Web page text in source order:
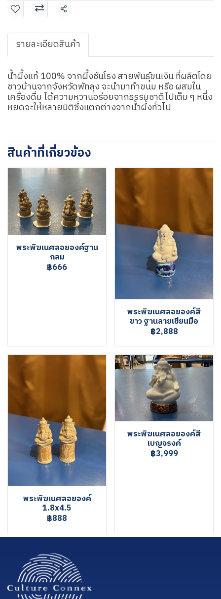
แชร์
รายละเอียดสินค้า
น้ำผึ้งแท้ 100% จากผึ้งชันโรง สายพันธุ์ขนเงิน ที่ผลิตโดย
ชาวบ้านจากจังหวัดพัทลุง จะนำมาทำขนม หรือ ผสมใน
เครื่องดื่ม ได้ความหวานอร่อยจากธรรมชาติไปเต็ม ๆ หนึ่ง
หยดจะให้หลายมิติซึ่งแตกต่างจากน้ำผึ้งทั่วไป
สินค้าที่เกี่ยวข้อง
พระพิฆเนศลอยองค์ฐาน
กลม
฿666
พระพิฆเนศลอยองค์สี
ขาว ฐานลายเขียนมือ
฿2,888
พระพิฆเนศลอยองค์
1.8x4.5
฿888
พระพิฆเนศลอยองค์สี
เบญจรงค์
฿3,999